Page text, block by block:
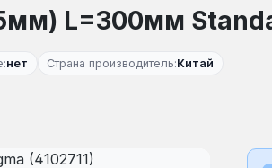
L=300мм
нет Страна производитель:Китай